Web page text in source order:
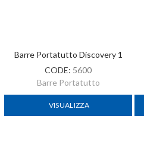
Barre Portatutto Discovery 1
CODE: 5600
Barre Portatutto
VISUALIZZA